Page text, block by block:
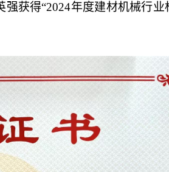
获得“2024年度建材机械行业